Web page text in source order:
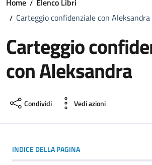
Home
Elenco Libri
Carteggio confidenziale con Aleksandra
Carteggio
con Aleksandra
Condividi Vedi azioni
INDICE DELLA PAGINA